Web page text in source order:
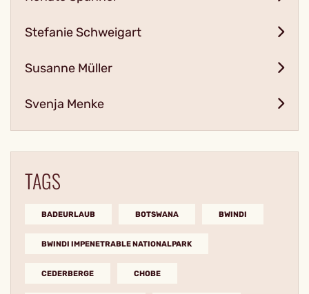
Stefanie Schweigart
Susanne Müller
Svenja Menke
TAGS
BADEURLAUB BOTSWANA BWINDI
BWINDI IMPENETRABLE NATIONALPARK
CEDERBERGE CHOBE